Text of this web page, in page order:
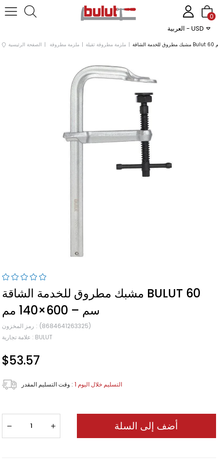
العربية - USD
0
الصفحة الرئيسية ملزمة مطروقة ملزمة مطروقة ثقيلة
مشبك مطروق للخدمة الشاقة BULUT 60
سم – 600×140 مم
رمز المخزون
(8684641263325)
علامة تجارية : BULUT
$53.57
وقت التسليم المقدر : 1 التسليم خلال اليوم